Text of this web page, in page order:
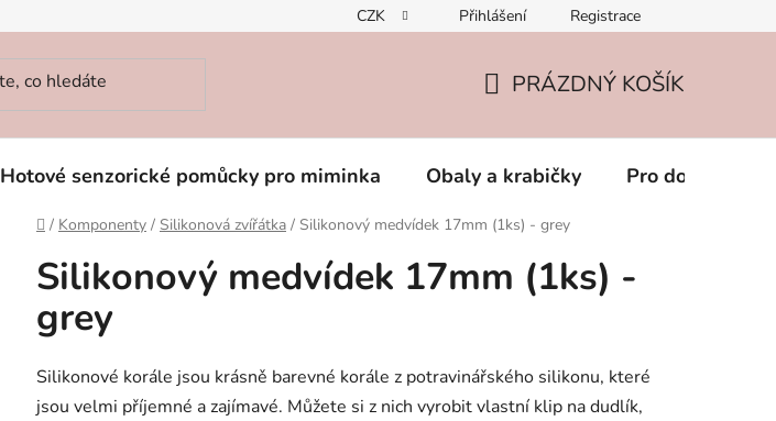
CZK Přihlášení Registrace
KOŠÍK
PRÁZDNÝ KOŠÍK
Hotové senzorické pomůcky pro miminka Obaly a krabičky Pro dospěláky
Domů
/ Komponenty / Silikonová zvířátka / Silikonový medvídek 17mm (1ks) - grey
Silikonový medvídek 17mm (1ks) -
grey
Silikonové korále jsou krásně barevné korále z potravinářského silikonu, které
jsou velmi příjemné a zajímavé. Můžete si z nich vyrobit vlastní klip na dudlík,